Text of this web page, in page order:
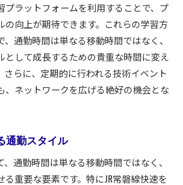
プラットフォームを利用することで、プ
の向上が期待できます。これらの学習方
通勤時間は単なる移動時間ではなく、
として成長するための貴重な時間に変え
さらに、定期的に行われる技術イベント
、ネットワークを広げる絶好の機会とな
通勤スタイル
通勤時間は単なる移動時間ではなく、
る重要な要素です。特にJR常磐線快速を